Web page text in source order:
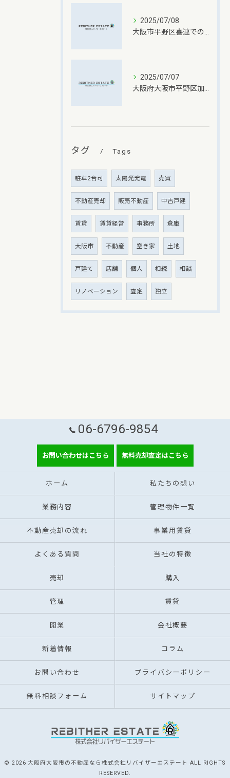
2025/07/08
2025/07/07
タグ Tags
駐車2台可 太陽光発電 売買
不動産売却 販売不動産 中古戸建
賃貸 賃貸経営 事務所 倉庫
大阪市 不動産 空き家 土地
戸建て 店舗 個人 相続 相談
リノベーション 査定 独立
06-6796-9854
お問い合わせはこちら 無料売却査定はこちら
ホーム 私たちの想い
業務内容 管理物件一覧
不動産売却の流れ 事業用賃貸
よくある質問 当社の特徴
売却 購入
管理 賃貸
開業 会社概要
新着情報 コラム
お問い合わせ プライバシーポリシー
無料相談フォーム サイトマップ
© 2026 大阪府大阪市の不動産なら株式会社リバイザーエステート ALL RIGHTS
RESERVED.